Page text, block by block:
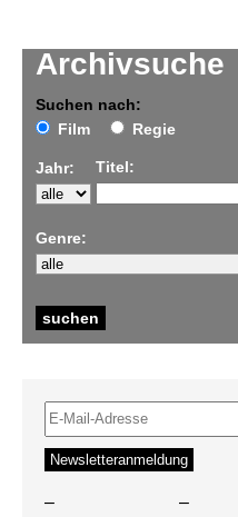
Archivsuche
Suchen nach:
Film
Regie
Jahr: Titel:
Genre:
– –